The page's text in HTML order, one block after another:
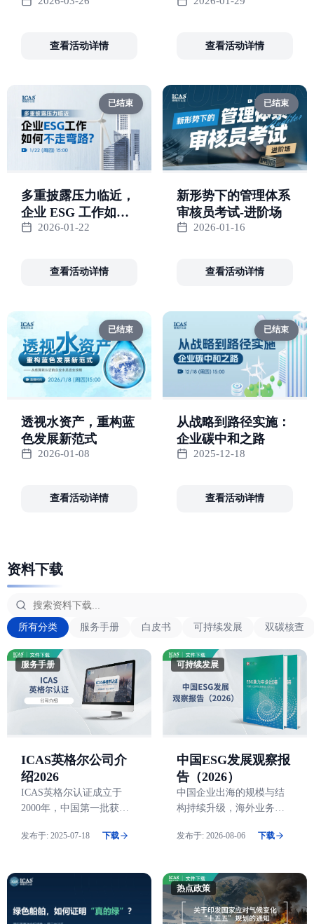
重社会责任合规
查看活动详情 查看活动详情
已结束
多重披露压力临近，
企业 ESG 工作如何
不走弯路？
2026-01-22
查看活动详情
已结束
新形势下的管理体系
审核员考试-进阶场
2026-01-16
查看活动详情
已结束
透视水资产，重构蓝
色发展新范式
2026-01-08
查看活动详情
已结束
从战略到路径实施：
企业碳中和之路
2025-12-18
查看活动详情
资料下载
所有分类 服务手册 白皮书 可持续发展 双碳核查
服务手册
ICAS英格尔公司介
绍2026
ICAS英格尔认证成立于
2000年，中国第一批获得
证检测机构，获得国
发布于: 2025-07-18 下载
可持续发展
中国ESG发展观察报
告（2026）
中国企业出海的规模与结
构持续升级，海外业务已
增长引擎，出海模式正由
著上升，逐步成为影响企
业海外经营的基础性变
量。
发布于: 2026-08-06 下载
热点政策